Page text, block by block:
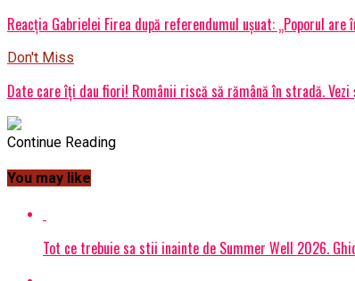
Reacția Gabrielei Firea după referendumul ușuat: „Poporul
Don't Miss
Date care îți dau fiori! Românii riscă să rămână în stradă.
Continue Reading
You may like
Tot ce trebuie sa stii inainte de Summer Well 2026.